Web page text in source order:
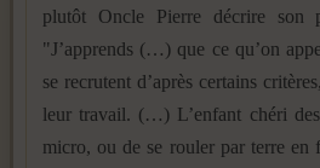
plutôt Oncle Pierre décrire son
"J’apprends (…) que ce qu’on
se recrutent d’après certains
leur travail. (…) L’enfant chéri
micro, ou de se rouler par terre en